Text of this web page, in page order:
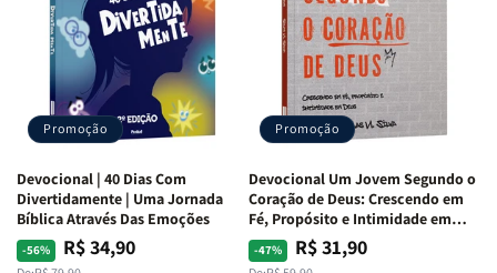
S.
Alves
S.
Alves
Equipe
Teológica
Penkal
|
Equipe
Teológica
Penkal
Promoção
Devocional | 40 Dias Com
Divertidamente | Uma Jornada
Bíblica Através Das Emoções
-56%
Preço
PreçoR$ 34,90
Promoção
Devocional Um Jovem Segundo o
Coração de Deus: Crescendo em
Fé, Propósito e Intimidade em
Deus
-47%
Preço
PreçoR$ 31,90